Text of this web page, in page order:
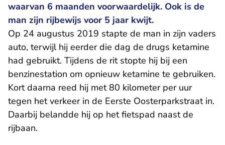
waarvan 6 maanden voorwaardelijk. Ook is de
man zijn rijbewijs voor 5 jaar kwijt.
Op 24 augustus 2019 stapte de man in zijn vaders
auto, terwijl hij eerder die dag de drugs ketamine
had gebruikt. Tijdens de rit stopte hij bij een
benzinestation om opnieuw ketamine te gebruiken.
Kort daarna reed hij met 80 kilometer per uur
tegen het verkeer in de Eerste Oosterparkstraat in.
Daarbij belandde hij op het fietspad naast de
rijbaan.